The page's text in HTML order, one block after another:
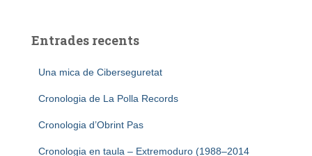
Entrades recents
Una mica de Ciberseguretat
Cronologia de La Polla Records
Cronologia d’Obrint Pas
Cronologia en taula – Extremoduro (1988–2014